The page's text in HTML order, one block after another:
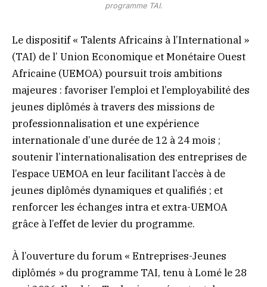
programme TAI.
Le dispositif « Talents Africains à l’International »
(TAI) de l’ Union Economique et Monétaire Ouest
Africaine (UEMOA) poursuit trois ambitions
majeures : favoriser l’emploi et l’employabilité des
jeunes diplômés à travers des missions de
professionnalisation et une expérience
internationale d’une durée de 12 à 24 mois ;
soutenir l’internationalisation des entreprises de
l’espace UEMOA en leur facilitant l’accès à de
jeunes diplômés dynamiques et qualifiés ; et
renforcer les échanges intra et extra-UEMOA
grâce à l’effet de levier du programme.
À l’ouverture du forum « Entreprises-Jeunes
diplômés » du programme TAI, tenu à Lomé le 28